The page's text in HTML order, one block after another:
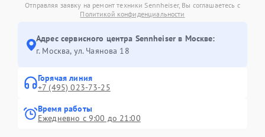
Отправляя заявку на ремонт техники Sennheiser, Вы соглашаетесь с
Политикой конфиденциальности
Адрес сервисного центра Sennheiser в Москве:
г. Москва, ул. Чаянова 18
Горячая линия
+7 (495) 023-73-25
Время работы
Ежедневно с 9:00 до 21:00